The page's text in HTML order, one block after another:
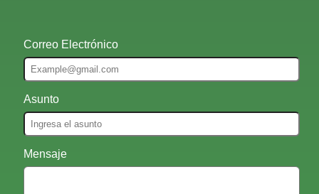
Correo Electrónico
Asunto
Mensaje